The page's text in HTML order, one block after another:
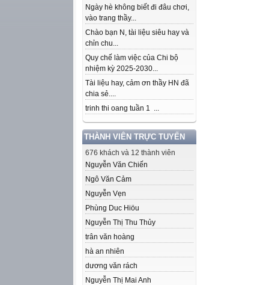
Ngày hè không biết đi đâu chơi,
vào trang thầy...
Chào bạn N, tài liệu siêu hay và
chỉn chu...
Quy chế làm việc của Chi bộ
nhiệm kỳ 2025-2030...
Tài liệu hay, cảm ơn thầy HN đã
chia sẻ....
trinh thi oang tuần 1 ...
THÀNH VIÊN TRỰC TUYẾN
676 khách và 12 thành viên
Nguyễn Văn Chiến
Ngô Văn Cảm
Nguyễn Vẹn
Phùng Duc Hiöu
Nguyễn Thị Thu Thủy
trân văn hoàng
hà an nhiên
dương văn rách
Nguyễn Thị Mai Anh